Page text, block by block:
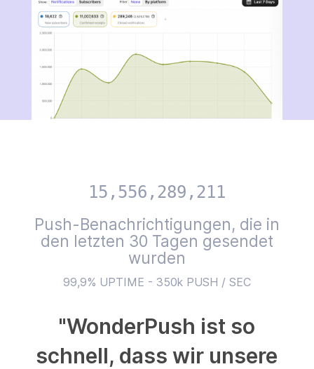
15,556,289,211
Push-Benachrichtigungen, die in
den letzten 30 Tagen gesendet
wurden
99,9% UPTIME - 350k PUSH / SEC
"WonderPush ist so
schnell, dass wir unsere